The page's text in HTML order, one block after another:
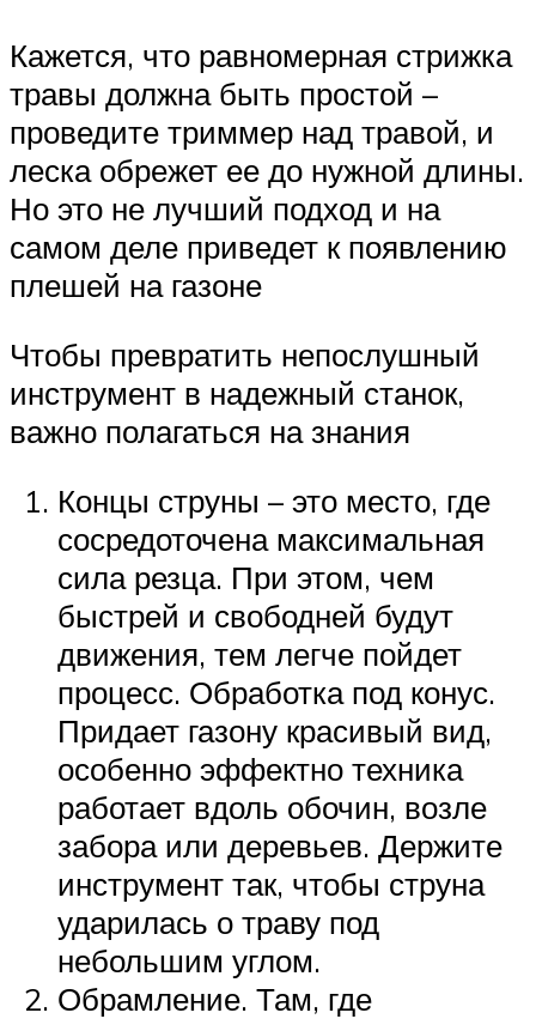
Кажется, что равномерная стрижка
травы должна быть простой –
проведите триммер над травой, и
леска обрежет ее до нужной длины.
Но это не лучший подход и на
самом деле приведет к появлению
плешей на газоне
Чтобы превратить непослушный
инструмент в надежный станок,
важно полагаться на знания
Концы струны – это место, где
сосредоточена максимальная
сила резца. При этом, чем
быстрей и свободней будут
движения, тем легче пойдет
процесс. Обработка под конус.
Придает газону красивый вид,
особенно эффектно техника
работает вдоль обочин, возле
забора или деревьев. Держите
инструмент так, чтобы струна
ударилась о траву под
небольшим углом.
Обрамление. Там, где